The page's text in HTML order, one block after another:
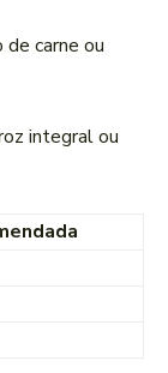
de carne ou
integral ou